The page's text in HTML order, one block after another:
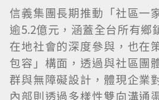
信義集團長期推動「社區一
逾5.2億元，涵蓋全台所有鄉
在地社會的深度參與，也在
包容」構面，透過與社區團
群與無障礙設計，體現企業
內部則透過多樣性雙向溝通